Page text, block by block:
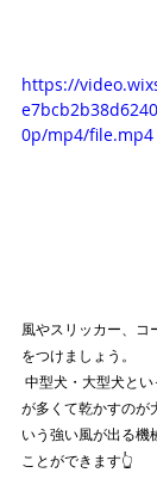
https://
0p/mp4/file.mp4
風やスリッカー、コ
をつけましょう。
中型犬・大型犬と
が多くて乾かすのが
いう強い風が出る機
ことができます👆